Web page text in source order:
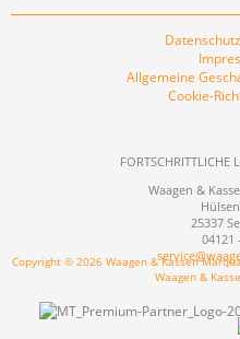
Allgemeine
Cookie-
FORTSCHRITTLICHE
Waagen &
25337
04121
Copyright © 2026 Waagen & Kassen
Waagen &